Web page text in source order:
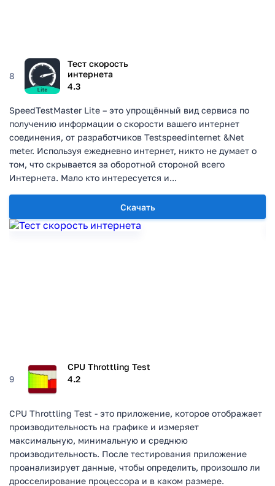
8
Тест скорость
интернета
4.3
Скачать
SpeedTestMaster Lite – это упрощённый вид сервиса по
получению информации о скорости вашего интернет
соединения, от разработчиков Testspeedinternet &Net
meter. Используя ежедневно интернет, никто не думает о
том, что скрывается за оборотной стороной всего
Интернета. Мало кто интересуется и...
9
CPU Throttling Test
4.2
CPU Throttling Test - это приложение, которое отображает
производительность на графике и измеряет
максимальную, минимальную и среднюю
производительность. После тестирования приложение
проанализирует данные, чтобы определить, произошло ли
дросселирование процессора и в каком размере.